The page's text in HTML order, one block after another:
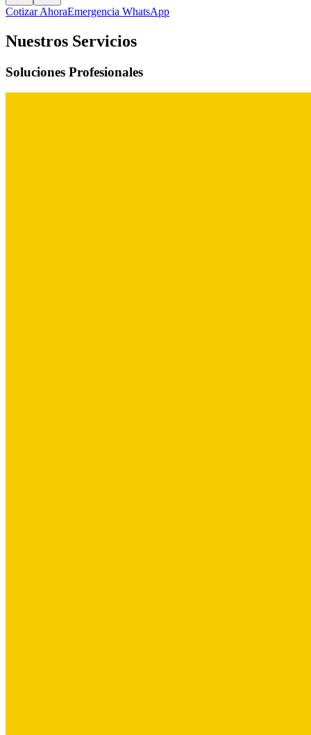
Cotizar AhoraEmergencia WhatsApp
Nuestros Servicios
Soluciones Profesionales